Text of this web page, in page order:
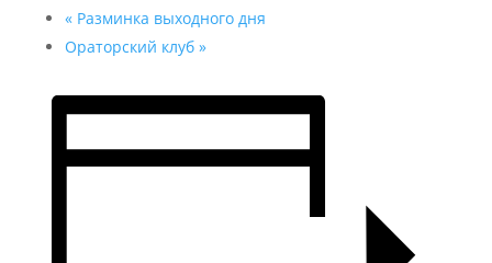
«Разминка выходного дня
Ораторский клуб »